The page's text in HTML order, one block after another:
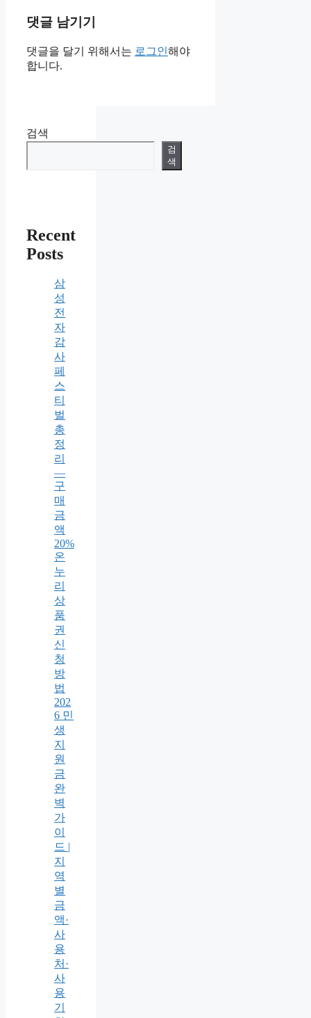
댓글 남기기
댓글을 달기 위해서는 로그인해야
합니다.
검색
검
색
Recent
Posts
삼
성
전
자
감
사
페
스
티
벌
총
정
리
—
구
매
금
액
20%
온
누
리
상
품
권
신
청
방
법
202
6 민
생
지
원
금
완
벽
가
이
드 |
지
역
별
금
액·
사
용
처·
사
용
기